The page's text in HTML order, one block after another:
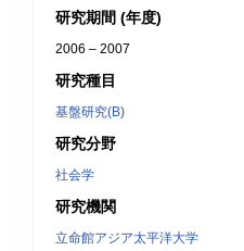
研究期間 (年度)
2006 – 2007
研究種目
基盤研究(B)
研究分野
社会学
研究機関
立命館アジア太平洋大学